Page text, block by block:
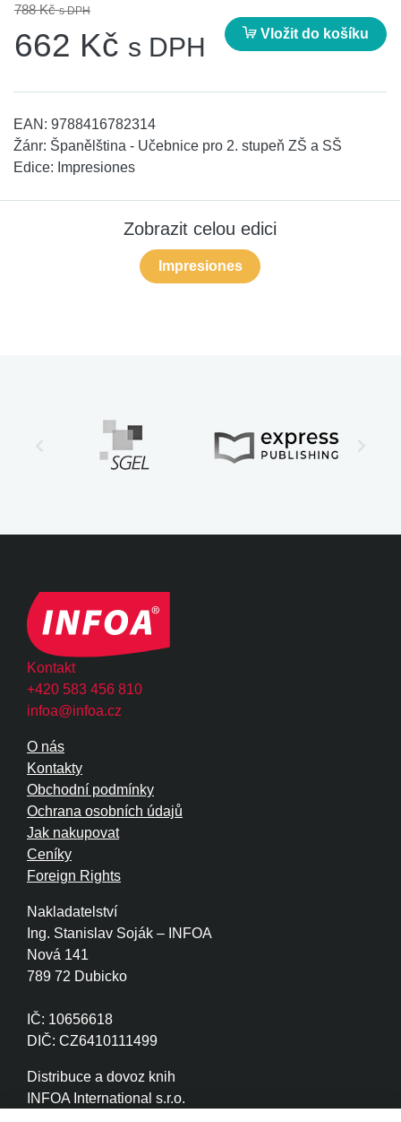
788 Kčs DPH
662 Kč s DPH Vložit do košíku
EAN: 9788416782314
Žánr: Španělština - Učebnice pro 2. stupeň ZŠ a SŠ
Edice: Impresiones
Zobrazit celou edici
Impresiones
Kontakt
+420 583 456 810
infoa@infoa.cz
Nakladatelství
Ing. Stanislav Soják – INFOA
Nová 141
789 72 Dubicko
IČ: 10656618
DIČ: CZ6410111499
Distribuce a dovoz knih
INFOA International s.r.o.
O nás
Kontakty
Obchodní podmínky
Ochrana osobních údajů
Jak nakupovat
Ceníky
Foreign Rights